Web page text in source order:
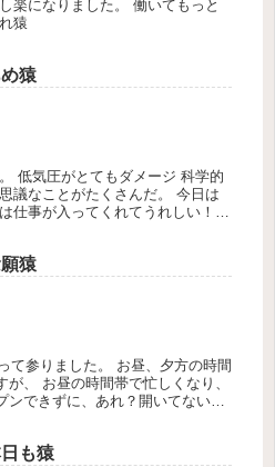
楽になりました。 働いてもっと
猿
猿
低気圧がとてもダメージ 科学的
議なことがたくさんだ。 今日は
仕事が入ってくれてうれしい！
猿
て参りました。 お昼、夕方の時間
、 お昼の時間帯で忙しくなり、
ンできずに、あれ？開いてない…
も猿